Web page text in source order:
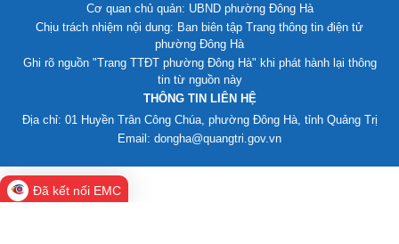
Cơ quan chủ quản: UBND phường Đông Hà
Chịu trách nhiệm nội dung: Ban biên tập Trang thông tin điện tử
phường Đông Hà
Ghi rõ nguồn "Trang TTĐT phường Đông Hà" khi phát hành lại thông
tin từ nguồn này
THÔNG TIN LIÊN HỆ
Địa chỉ: 01 Huyền Trân Công Chúa, phường Đông Hà, tỉnh Quảng Trị
Email: dongha@quangtri.gov.vn
Đã kết nối EMC